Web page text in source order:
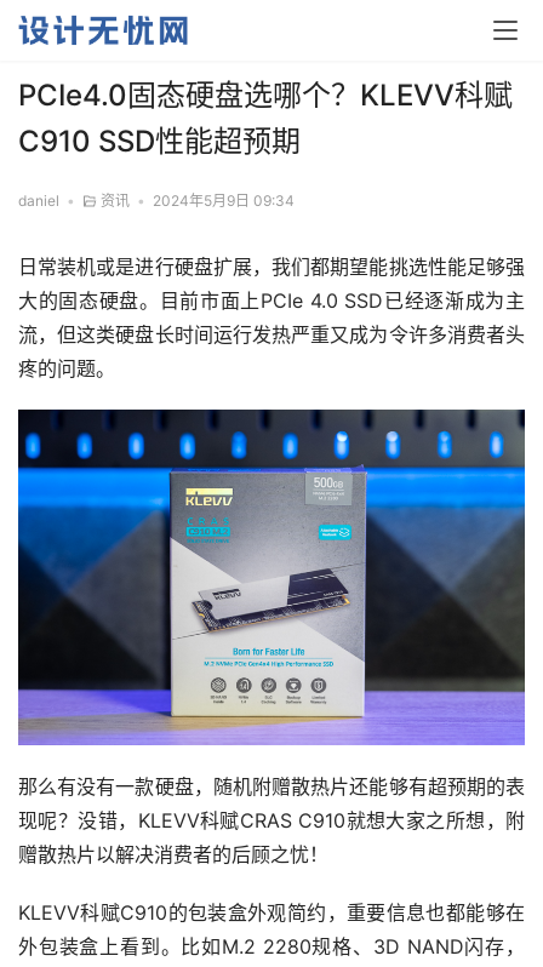
PCIe4.0固态硬盘选哪个？KLEVV科赋
C910 SSD性能超预期
daniel • 资讯 • 2024年5月9日 09:34
日常装机或是进行硬盘扩展，我们都期望能挑选性能足够强
大的固态硬盘。目前市面上PCIe 4.0 SSD已经逐渐成为主
流，但这类硬盘长时间运行发热严重又成为令许多消费者头
疼的问题。
那么有没有一款硬盘，随机附赠散热片还能够有超预期的表
现呢？没错，KLEVV科赋CRAS C910就想大家之所想，附
赠散热片以解决消费者的后顾之忧！
KLEVV科赋C910的包装盒外观简约，重要信息也都能够在
外包装盒上看到。比如M.2 2280规格、3D NAND闪存，